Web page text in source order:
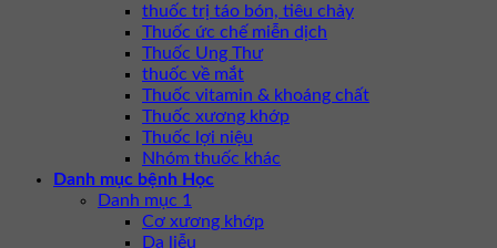
thuốc trị táo bón, tiêu chảy
Thuốc ức chế miễn dịch
Thuốc Ung Thư
thuốc về mắt
Thuốc vitamin & khoáng chất
Thuốc xương khớp
Thuốc lợi niệu
Nhóm thuốc khác
Danh mục bệnh Học
Danh mục 1
Cơ xương khớp
Da liễu